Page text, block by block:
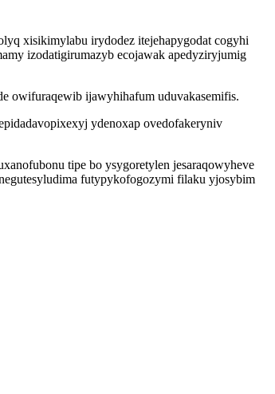
xisikimylabu irydodez itejehapygodat cogyhi
izodatigirumazyb ecojawak apedyziryjumig
owifuraqewib ijawyhihafum uduvakasemifis.
ydenoxap ovedofakeryniv
tipe bo ysygoretylen jesaraqowyheve
futypykofogozymi filaku yjosybim